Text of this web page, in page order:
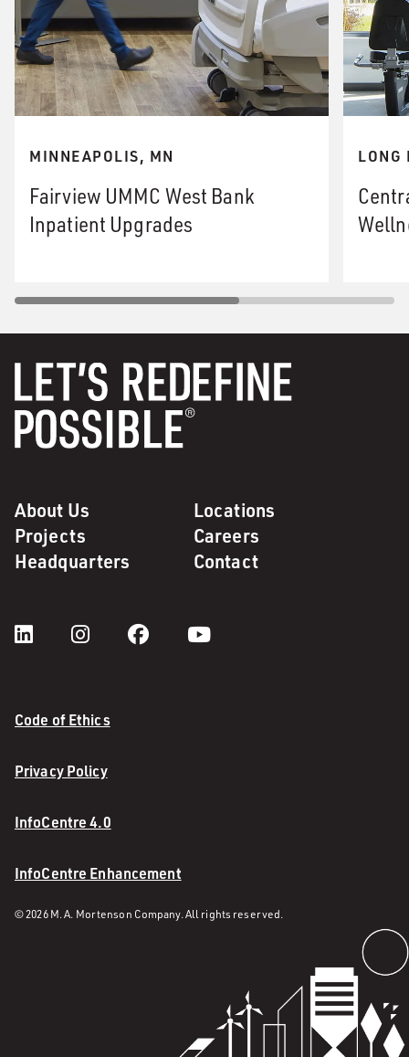
MINNEAPOLIS, MN
Fairview UMMC West Bank
Inpatient Upgrades
LONG
About Us
Locations
Projects
Careers
Headquarters
Contact
Code of Ethics
Privacy Policy
InfoCentre 4.0
InfoCentre Enhancement
© 2026 M. A. Mortenson Company. All rights reserved.